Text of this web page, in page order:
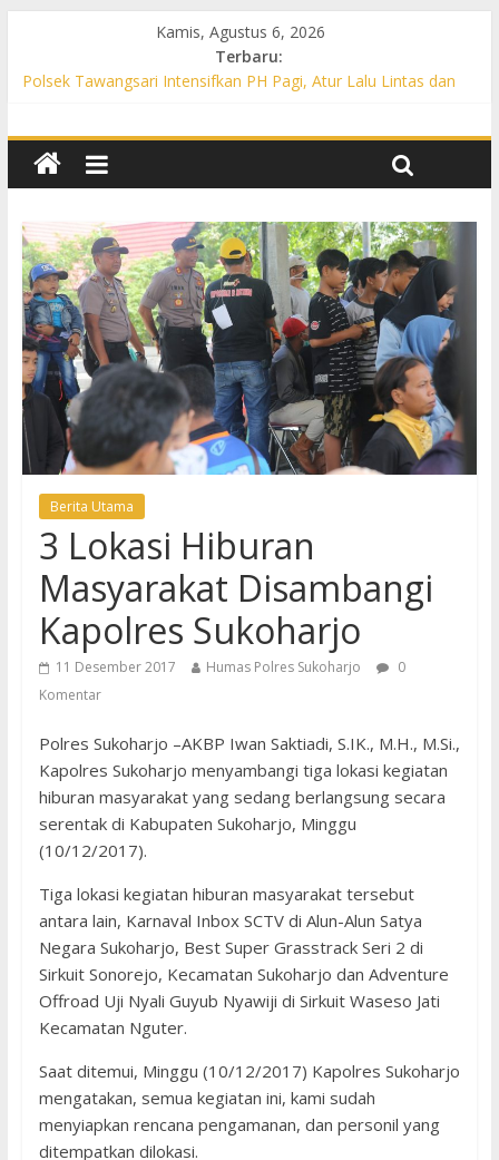
Kamis, Agustus 6, 2026
Terbaru:
Polsek Tawangsari Intensifkan PH Pagi, Atur Lalu Lintas dan
Tekankan Disiplin dan Pelayanan Gratis untuk Masyarakat
Patroli Preventif, Polsek Mojolaban Edukasi Warga Cegah
Polsek Nguter Intensifkan PH Pagi, Bantu Penyeberangan
Warga dan Cegah Kecelakaan Lalu Lintas
Polsek Gatak Intensifkan PH Pagi di Titik Rawan, Berikan Rasa
Aman bagi Pengguna Jalan
Berita Utama
3 Lokasi Hiburan
Masyarakat Disambangi
Kapolres Sukoharjo
11 Desember 2017 Humas Polres Sukoharjo
0
Komentar
Polres Sukoharjo –AKBP Iwan Saktiadi, S.IK., M.H., M.Si.,
Kapolres Sukoharjo menyambangi tiga lokasi kegiatan
hiburan masyarakat yang sedang berlangsung secara
serentak di Kabupaten Sukoharjo, Minggu
(10/12/2017).
Tiga lokasi kegiatan hiburan masyarakat tersebut
antara lain, Karnaval Inbox SCTV di Alun-Alun Satya
Negara Sukoharjo, Best Super Grasstrack Seri 2 di
Sirkuit Sonorejo, Kecamatan Sukoharjo dan Adventure
Offroad Uji Nyali Guyub Nyawiji di Sirkuit Waseso Jati
Kecamatan Nguter.
Saat ditemui, Minggu (10/12/2017) Kapolres Sukoharjo
mengatakan, semua kegiatan ini, kami sudah
menyiapkan rencana pengamanan, dan personil yang
ditempatkan dilokasi.